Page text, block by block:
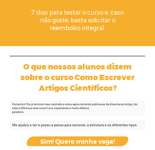
7 dias para testar o curso e, caso
não goste, basta solicitar o
reembolso integral
O que nossos alunos dizem
sobre o curso Como Escrever
Artigos Científicos?
Sim! Quero minha vaga!